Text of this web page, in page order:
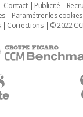
Contact Publicité
Paramétrer les cookies
Corrections © 2022